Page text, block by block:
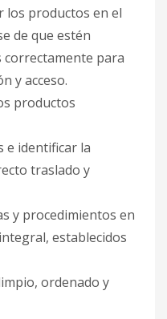
los productos en el
de que estén
correctamente para
y acceso.
productos
e identificar la
traslado y
y procedimientos en
establecidos
ordenado y